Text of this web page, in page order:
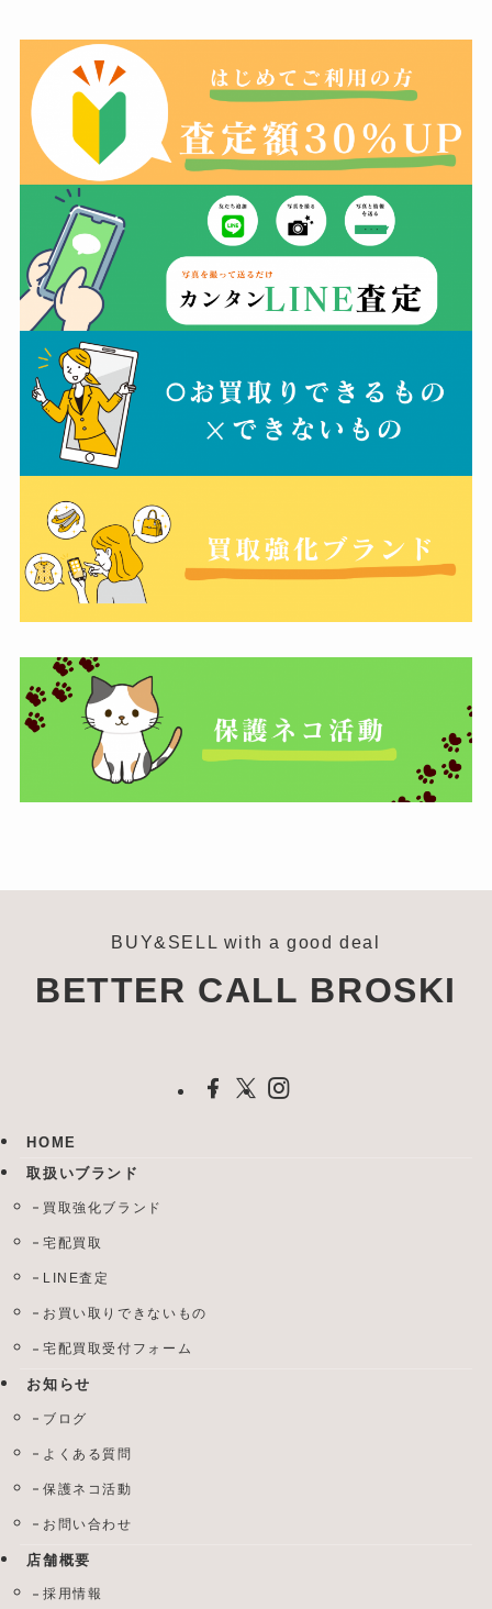
BUY&SELL with a good deal
BETTER CALL BROSKI
HOME
取扱いブランド
買取強化ブランド
宅配買取
LINE査定
お買い取りできないもの
宅配買取受付フォーム
お知らせ
ブログ
よくある質問
保護ネコ活動
お問い合わせ
店舗概要
採用情報